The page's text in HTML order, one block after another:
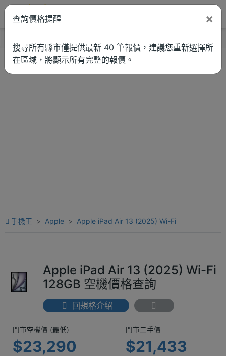
手機王 Apple Apple iPad Air 13 (2025) Wi-Fi
Apple iPad Air 13 (2025) Wi-Fi
128GB 空機價格查詢
回規格介紹
門市空機價 (最低) $23,290
門市空機價 (最低)
$23,290
門市二手價
門市二手價
$21,433
查詢價格提醒 ×
搜尋所有縣市僅提供最新 40 筆報價，建議您重新選擇所
在區域，將顯示所有完整的報價。